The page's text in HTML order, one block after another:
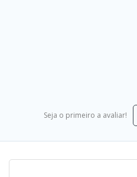
Seja o primeiro a avaliar!